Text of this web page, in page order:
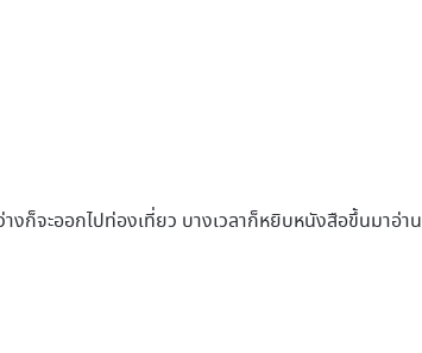
ก็จะออกไปท่องเที่ยว บางเวลาก็หยิบหนังสือขึ้นมาอ่าน